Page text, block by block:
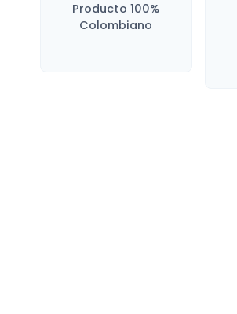
Producto 100%
Colombiano